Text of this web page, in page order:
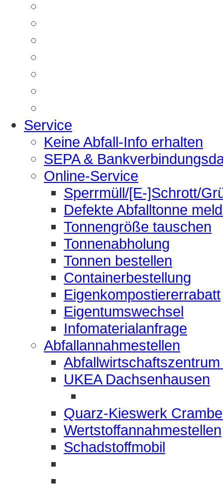
Service
Keine Abfall-Info erhalten
SEPA &
Online-Service
Sperrmüll/[E-]Schrott/
Defekte Abfalltonne
Tonnengröße tauschen
Tonnenabholung
Tonnen bestellen
Containerbestellung
Eigenkompostiererrabatt
Eigentumswechsel
Infomaterialanfrage
Abfallannahmestellen
UKEA Dachsenhausen
Quarz-Kieswerk
Wertstoffannahmestellen
Schadstoffmobil